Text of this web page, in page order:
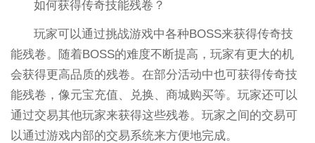
如何获得传奇技能残卷？
玩家可以通过挑战游戏中各种BOSS来获得传奇技
能残卷。随着BOSS的难度不断提高，玩家有更大的机
会获得更高品质的残卷。在部分活动中也可获得传奇技
能残卷，像元宝充值、兑换、商城购买等。玩家还可以
通过交易其他玩家来获得这些残卷。玩家之间的交易可
以通过游戏内部的交易系统来方便地完成。